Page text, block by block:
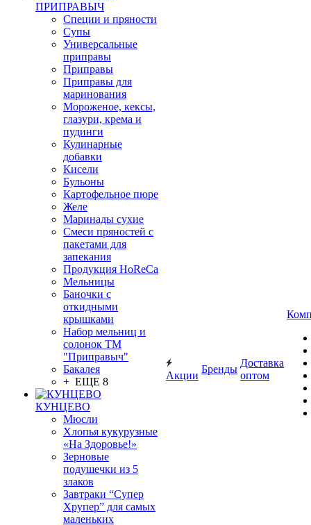
ПРИПРАВЫЧ
Специи и пряности
Супы
Универсальные
приправы
Приправы
Приправы для
маринования
Мороженое, кексы,
глазури, крема и
пудинги
Кулинарные
добавки
Кисели
Бульоны
Картофельное пюре
Желе
Маринады сухие
Смеси пряностей с
пакетами для
запекания
Продукция HoReCa
Мельницы
Баночки с
откидными
крышками
Набор мельниц и
солонок ТМ
"Приправыч"
Бакалея
+ ЕЩЕ 8
КУНЦЕВО
Мюсли
Хлопья кукурузные
«На Здоровье!»
Зерновые
подушечки из 5
злаков
Завтраки “Супер
Хрупер” для самых
маленьких
Акции
Бренды
Доставка
оптом